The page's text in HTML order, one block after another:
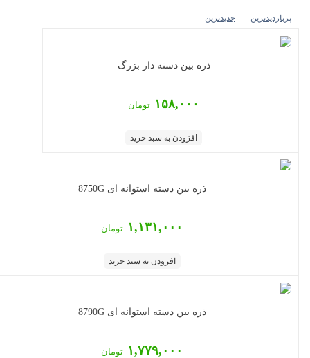
پربازدیدترین جدیدترین
ذره بین دسته دار بزرگ
۱۵۸,۰۰۰تومان
افزودن به سبد خرید
ذره بین دسته استوانه ای 8750G
۱,۱۳۱,۰۰۰تومان
افزودن به سبد خرید
ذره بین دسته استوانه ای 8790G
۱,۷۷۹,۰۰۰تومان